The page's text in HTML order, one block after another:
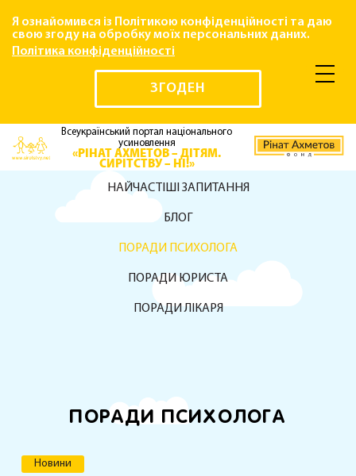
Я ознайомився із Політикою конфіденційності та даю
свою згоду на обробку моїх персональних даних.
Політика конфіденційності
ЗГОДЕН
Всеукраїнський портал національного
усиновлення
«РІНАТ АХМЕТОВ – ДІТЯМ.
СИРІТСТВУ – НІ!»
НАЙЧАСТІШІ ЗАПИТАННЯ
БЛОГ
ПОРАДИ ПСИХОЛОГА
ПОРАДИ ЮРИСТА
ПОРАДИ ЛІКАРЯ
ПОРАДИ ПСИХОЛОГА
Новини